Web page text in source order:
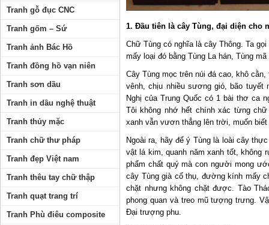
1. Đầu tiên là cây Tùng, đại diện cho
Chữ Tùng có nghĩa là cây Thông. Ta
mấy loại đó bằng Tùng La hán, Tùng
Cây Tùng mọc trên núi đá cao, khô
vênh, chịu nhiều sương gió, bão
Nghị của Trung Quốc có 1 bài thơ ca
Tôi không nhớ hết chính xác từng
xanh vẫn vươn thẳng lên trời, muốn
Ngoài ra, hãy để ý Tùng là loài cây
vật lá kim, quanh năm xanh tốt, không
phẩm chất quý mà con người mong
cây Tùng già cổ thụ, đường kính mấy
chặt nhưng không chặt được. Tào
phong quan và treo mũ tượng trưng.
Đại trượng phu.
Tranh gỗ đục CNC
Tranh gốm – Sứ
Tranh ảnh Bác Hồ
Tranh đồng hồ vạn niên
Tranh sơn dầu
Tranh in dầu nghệ thuật
Tranh thủy mặc
Tranh chữ thư pháp
Tranh đẹp Việt nam
Tranh thêu tay chữ thập
Tranh quạt trang trí
Tranh Phù điêu composite